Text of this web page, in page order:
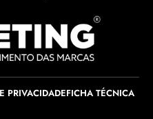
PRIVACIDADEFICHA TÉCNICA